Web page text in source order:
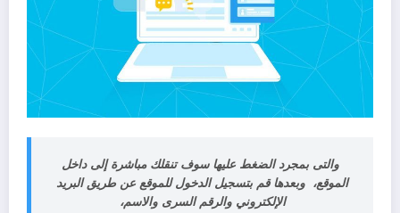
والتى بمجرد الضغط عليها سوف تنقلك مباشرة إلى داخل
الموقع، وبعدها قم بتسجيل الدخول للموقع عن طريق البريد
الإلكتروني والرقم السرى والاسم،